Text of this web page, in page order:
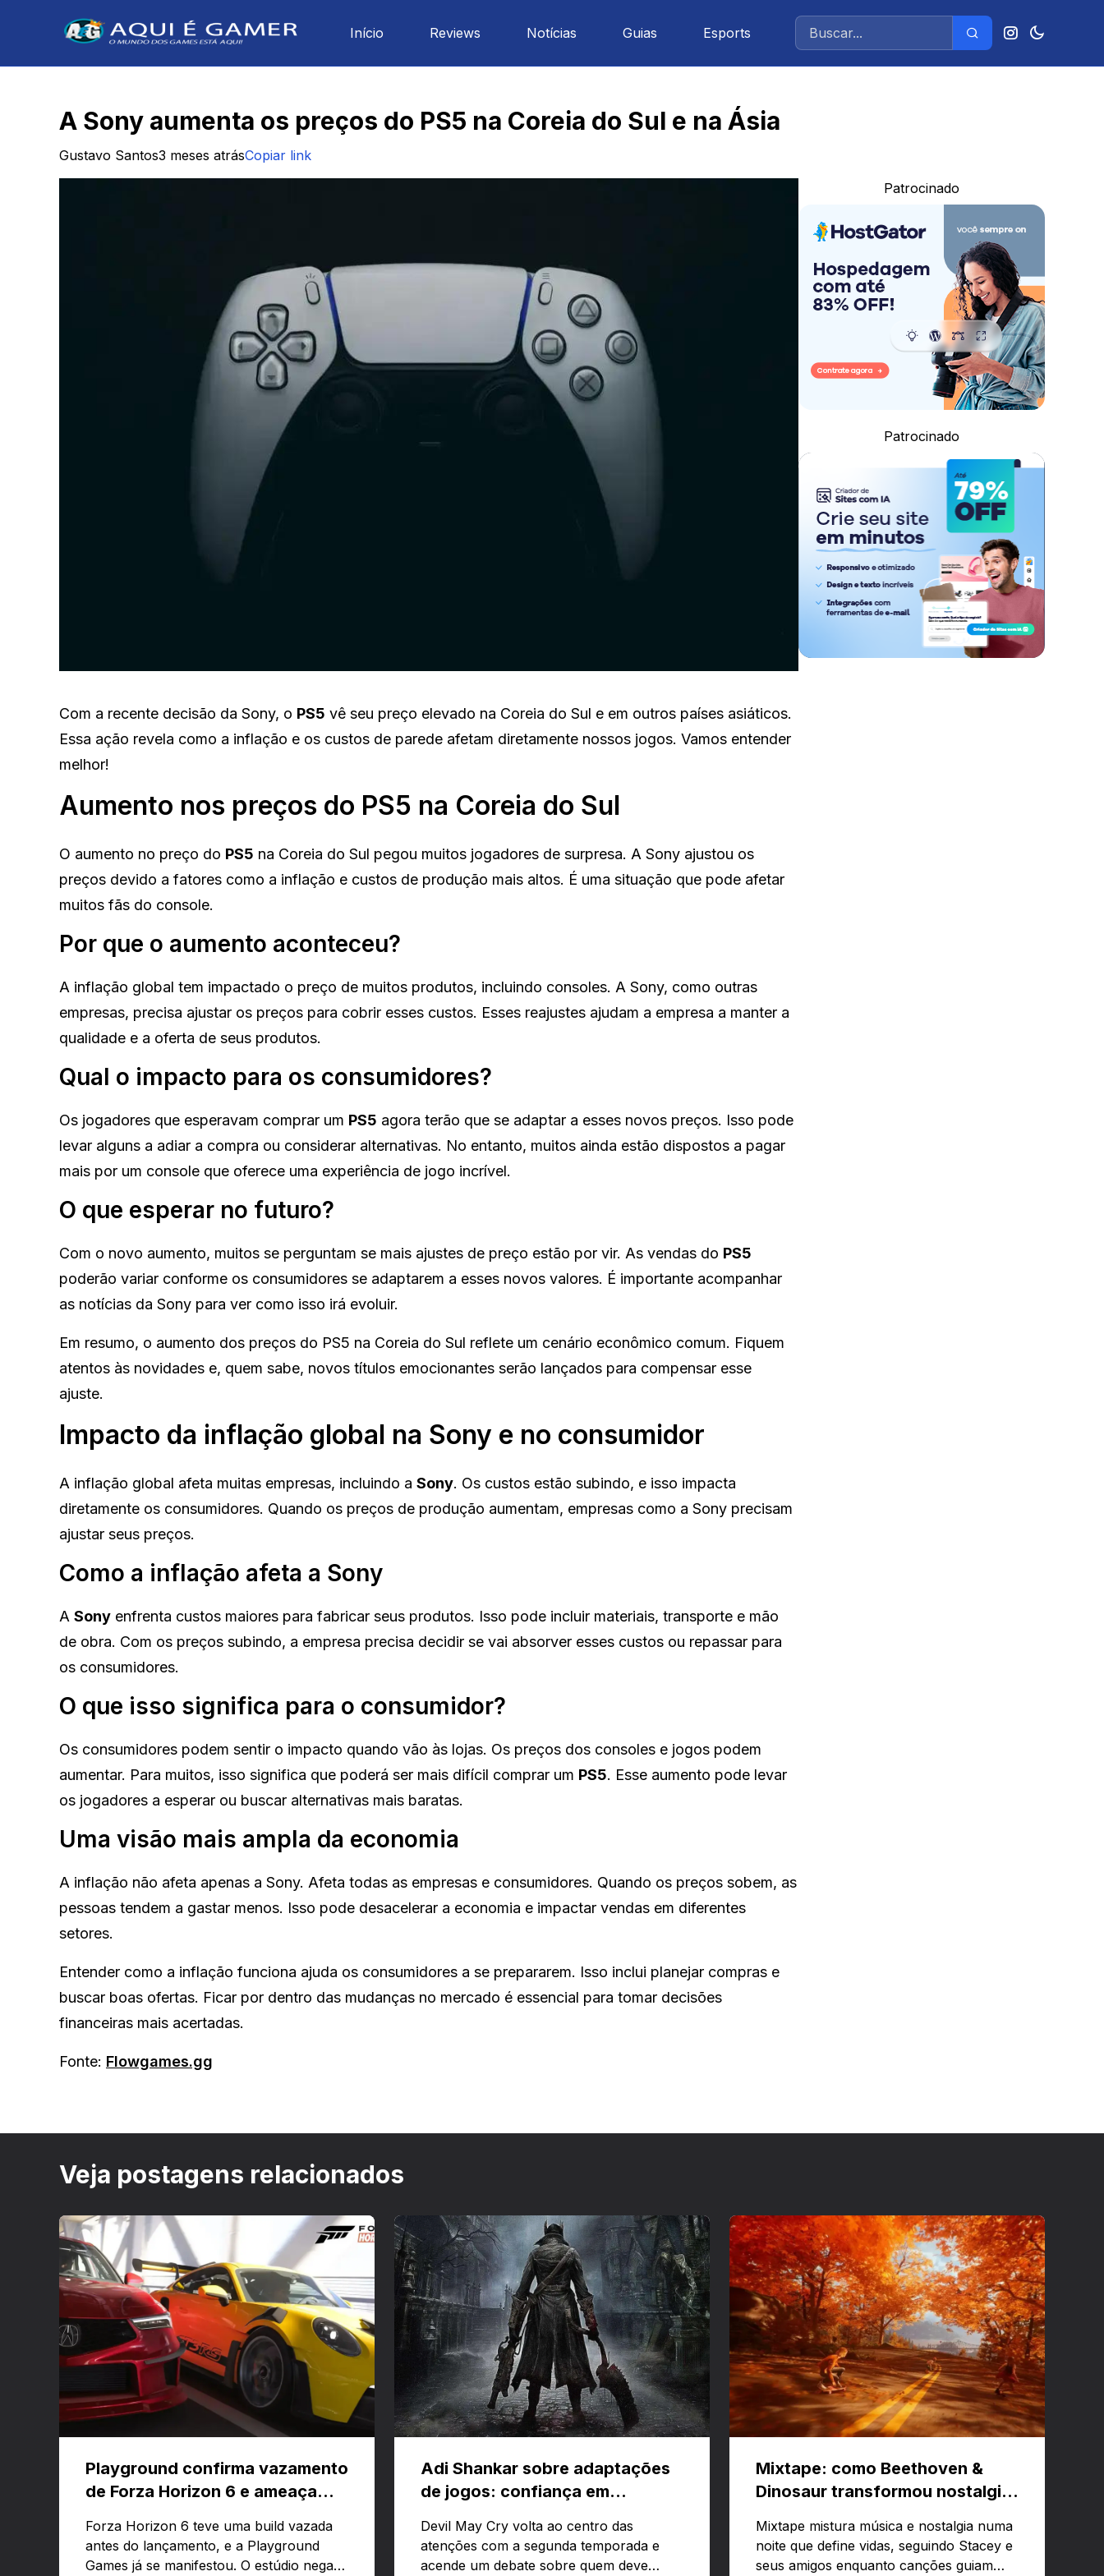
Início Reviews Notícias Guias Esports
A Sony aumenta os preços do PS5 na Coreia do Sul e na Ásia
Gustavo Santos3 meses atrásCopiar link
Com a recente decisão da Sony, o PS5 vê seu preço elevado na Coreia do Sul e em outros países asiáticos.
Essa ação revela como a inflação e os custos de parede afetam diretamente nossos jogos. Vamos entender
melhor!
Aumento nos preços do PS5 na Coreia do Sul
O aumento no preço do PS5 na Coreia do Sul pegou muitos jogadores de surpresa. A Sony ajustou os
preços devido a fatores como a inflação e custos de produção mais altos. É uma situação que pode afetar
muitos fãs do console.
Por que o aumento aconteceu?
A inflação global tem impactado o preço de muitos produtos, incluindo consoles. A Sony, como outras
empresas, precisa ajustar os preços para cobrir esses custos. Esses reajustes ajudam a empresa a manter a
qualidade e a oferta de seus produtos.
Qual o impacto para os consumidores?
Os jogadores que esperavam comprar um PS5 agora terão que se adaptar a esses novos preços. Isso pode
levar alguns a adiar a compra ou considerar alternativas. No entanto, muitos ainda estão dispostos a pagar
mais por um console que oferece uma experiência de jogo incrível.
O que esperar no futuro?
Com o novo aumento, muitos se perguntam se mais ajustes de preço estão por vir. As vendas do PS5
poderão variar conforme os consumidores se adaptarem a esses novos valores. É importante acompanhar
as notícias da Sony para ver como isso irá evoluir.
Em resumo, o aumento dos preços do PS5 na Coreia do Sul reflete um cenário econômico comum. Fiquem
atentos às novidades e, quem sabe, novos títulos emocionantes serão lançados para compensar esse
ajuste.
Impacto da inflação global na Sony e no consumidor
A inflação global afeta muitas empresas, incluindo a Sony. Os custos estão subindo, e isso impacta
diretamente os consumidores. Quando os preços de produção aumentam, empresas como a Sony precisam
ajustar seus preços.
Como a inflação afeta a Sony
A Sony enfrenta custos maiores para fabricar seus produtos. Isso pode incluir materiais, transporte e mão
de obra. Com os preços subindo, a empresa precisa decidir se vai absorver esses custos ou repassar para
os consumidores.
O que isso significa para o consumidor?
Os consumidores podem sentir o impacto quando vão às lojas. Os preços dos consoles e jogos podem
aumentar. Para muitos, isso significa que poderá ser mais difícil comprar um PS5. Esse aumento pode levar
os jogadores a esperar ou buscar alternativas mais baratas.
Uma visão mais ampla da economia
A inflação não afeta apenas a Sony. Afeta todas as empresas e consumidores. Quando os preços sobem, as
pessoas tendem a gastar menos. Isso pode desacelerar a economia e impactar vendas em diferentes
setores.
Entender como a inflação funciona ajuda os consumidores a se prepararem. Isso inclui planejar compras e
buscar boas ofertas. Ficar por dentro das mudanças no mercado é essencial para tomar decisões
financeiras mais acertadas.
Fonte: Flowgames.gg
Patrocinado
Patrocinado
Veja postagens relacionados
Playground confirma vazamento
de Forza Horizon 6 e ameaça
Forza Horizon 6 teve uma build vazada
antes do lançamento, e a Playground
Games já se manifestou. O estúdio nega
Adi Shankar sobre adaptações
de jogos: confiança em
Devil May Cry volta ao centro das
atenções com a segunda temporada e
acende um debate sobre quem deve
Mixtape: como Beethoven &
Dinosaur transformou nostalgia
Mixtape mistura música e nostalgia numa
noite que define vidas, seguindo Stacey e
seus amigos enquanto canções guiam